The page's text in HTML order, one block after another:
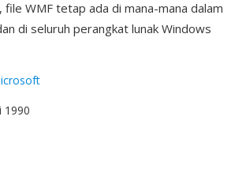
WMF tetap ada di mana-mana dalam
di seluruh perangkat lunak Windows
1990